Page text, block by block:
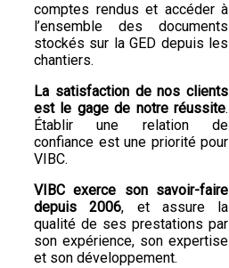
comptes rendus et accéder à
l’ensemble des documents
stockés sur la GED depuis les
chantiers.
La satisfaction de nos clients
est le gage de notre réussite.
Établir une relation de
confiance est une priorité pour
VIBC.
VIBC exerce son savoir-faire
depuis 2006, et assure la
qualité de ses prestations par
son expérience, son expertise
et son développement.